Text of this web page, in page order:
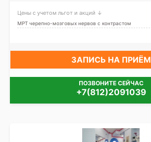
Цены с учетом льгот и акций ↓
МРТ черепно-мозговых нервов с контрастом
ЗАПИСЬ НА ПРИЁМ
ПОЗВОНИТЕ СЕЙЧАС
+7(812)2091039